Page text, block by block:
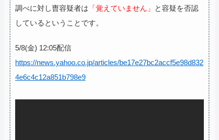
調べに対し曺容疑者は 「覚えていません」
と容疑を否認
しているということです。
5/8(金) 12:05配信
https://news.yahoo.co.jp/articles/be17e27bc2accf5e98d832
4e6c4c12a851b798e9